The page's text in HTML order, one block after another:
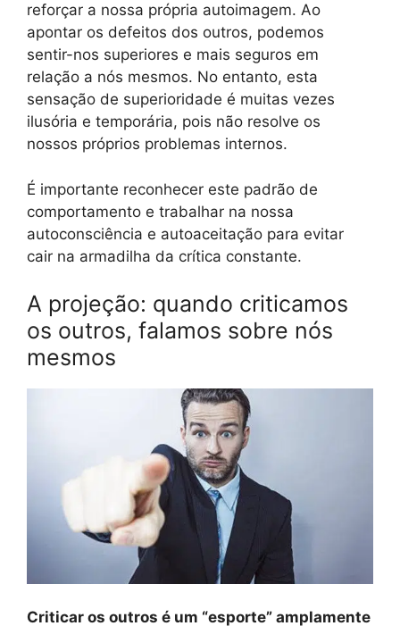
reforçar a nossa própria autoimagem. Ao
apontar os defeitos dos outros, podemos
sentir-nos superiores e mais seguros em
relação a nós mesmos. No entanto, esta
sensação de superioridade é muitas vezes
ilusória e temporária, pois não resolve os
nossos próprios problemas internos.
É importante reconhecer este padrão de
comportamento e trabalhar na nossa
autoconsciência e autoaceitação para evitar
cair na armadilha da crítica constante.
A projeção: quando criticamos
os outros, falamos sobre nós
mesmos
Criticar os outros é um “esporte” amplamente